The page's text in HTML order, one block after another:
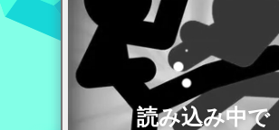
読み込み中で